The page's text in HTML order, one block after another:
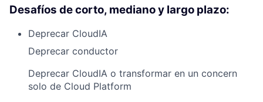
Desafíos de corto, mediano y largo plazo:
Deprecar CloudIA
Deprecar conductor
Deprecar CloudIA o transformar en un concern
solo de Cloud Platform